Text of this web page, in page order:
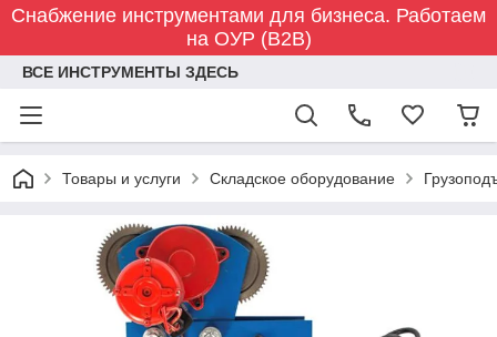
Снабжение инструментами для бизнеса. Работаем
на ОУР (B2B)
ВСЕ ИНСТРУМЕНТЫ ЗДЕСЬ
Товары и услуги Складское оборудование